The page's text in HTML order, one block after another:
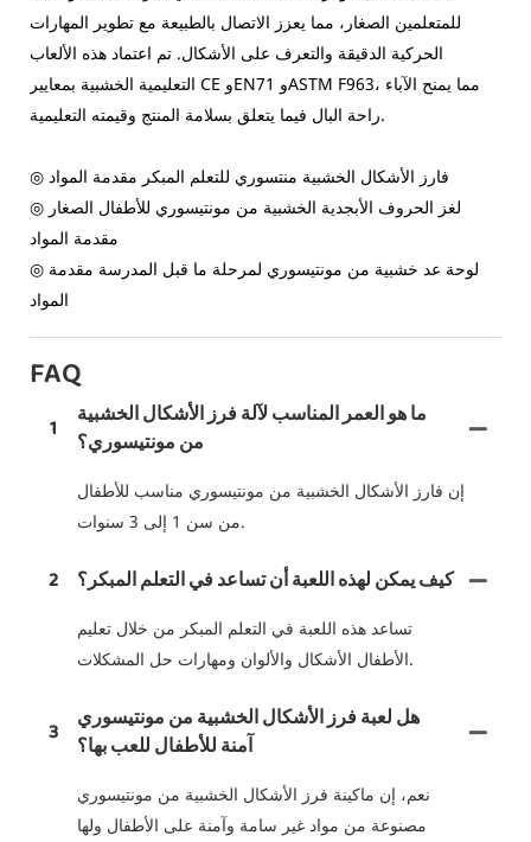
للمتعلمين الصغار، مما يعزز الاتصال بالطبيعة مع تطوير المهارات
الحركية الدقيقة والتعرف على الأشكال. تم اعتماد هذه الألعاب
التعليمية الخشبية بمعايير CE وEN71 وASTM F963، مما يمنح الآباء
راحة البال فيما يتعلق بسلامة المنتج وقيمته التعليمية.
◎ لغز الحروف الأبجدية الخشبية من مونتيسوري للأطفال الصغار
مقدمة المواد
◎ لوحة عد خشبية من مونتيسوري لمرحلة ما قبل المدرسة مقدمة
المواد
FAQ
1
ما هو العمر المناسب لآلة فرز الأشكال الخشبية
من مونتيسوري؟
إن فارز الأشكال الخشبية من مونتيسوري مناسب للأطفال
من سن 1 إلى 3 سنوات.
2 كيف يمكن لهذه اللعبة أن تساعد في التعلم المبكر؟
تساعد هذه اللعبة في التعلم المبكر من خلال تعليم
الأطفال الأشكال والألوان ومهارات حل المشكلات.
3
هل لعبة فرز الأشكال الخشبية من مونتيسوري
آمنة للأطفال للعب بها؟
نعم، إن ماكينة فرز الأشكال الخشبية من مونتيسوري
مصنوعة من مواد غير سامة وآمنة على الأطفال ولها